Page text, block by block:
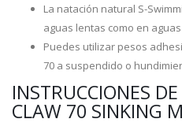
La natación natural S-
aguas lentas como en
Puedes utilizar pesos
70 a suspendido o
INSTRUCCIONES
CLAW 70 SINKING